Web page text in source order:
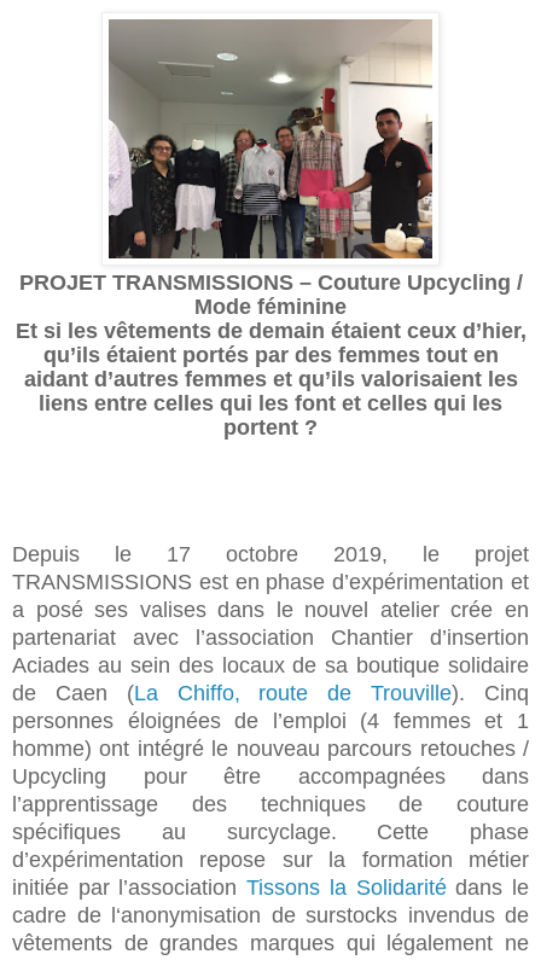
PROJET TRANSMISSIONS – Couture Upcycling /
Mode féminine
Et si les vêtements de demain étaient ceux d’hier,
qu’ils étaient portés par des femmes tout en
aidant d’autres femmes et qu’ils valorisaient les
liens entre celles qui les font et celles qui les
portent ?
Depuis le 17 octobre 2019, le projet
TRANSMISSIONS est en phase d’expérimentation et
a posé ses valises dans le nouvel atelier crée en
partenariat avec l’association Chantier d’insertion
Aciades au sein des locaux de sa boutique solidaire
de Caen (La Chiffo, route de Trouville). Cinq
personnes éloignées de l’emploi (4 femmes et 1
homme) ont intégré le nouveau parcours retouches /
Upcycling pour être accompagnées dans
l’apprentissage des techniques de couture
spécifiques au surcyclage. Cette phase
d’expérimentation repose sur la formation métier
initiée par l’associationTissons la Solidaritédans le
cadre de l‘anonymisation de surstocks invendus de
vêtements de grandes marques qui légalement ne